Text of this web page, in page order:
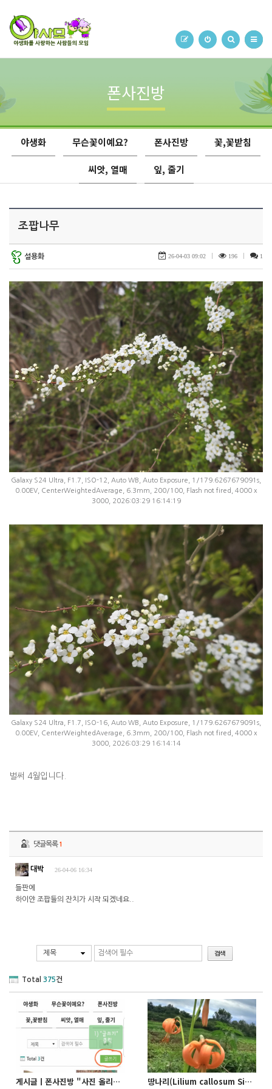
폰사진방
야생화 무슨꽃이예요? 폰사진방 꽃,꽃받침
씨앗, 열매 잎, 줄기
조팝나무
설용화 26-04-03 09:02 196 1
Galaxy S24 Ultra, F1.7, ISO-12, Auto WB, Auto Exposure, 1/179.6267679091s,
0.00EV, CenterWeightedAverage, 6.3mm, 200/100, Flash not fired, 4000 x
3000, 2026:03:29 16:14:19
Galaxy S24 Ultra, F1.7, ISO-16, Auto WB, Auto Exposure, 1/179.6267679091s,
0.00EV, CenterWeightedAverage, 6.3mm, 200/100, Flash not fired, 4000 x
3000, 2026:03:29 16:14:14
벌써 4월입니다.
댓글목록1
대박 26-04-06 16:34
들판에
하이얀 조팝들의 잔치가 시작 되겠네요..
제목
Total 375건
게시글ㅣ폰사진방 "사진 올리기" 절차("사진" 아이콘 이용 방법) 땅나리(Lilium callosum Siebold & Zucc.)